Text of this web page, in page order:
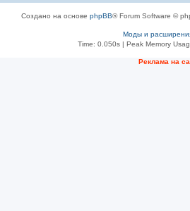
Создано на основе phpBB® Forum Software ©
Моды и
Time: 0.050s| Peak Memory
Рeклама на